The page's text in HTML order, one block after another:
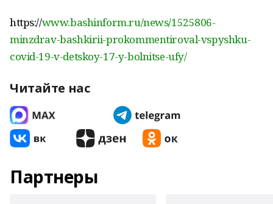
https://www.bashinform.ru/news/1525806-
minzdrav-bashkirii-prokommentiroval-vspyshku-
covid-19-v-detskoy-17-y-bolnitse-ufy/
Читайте нас
Партнеры